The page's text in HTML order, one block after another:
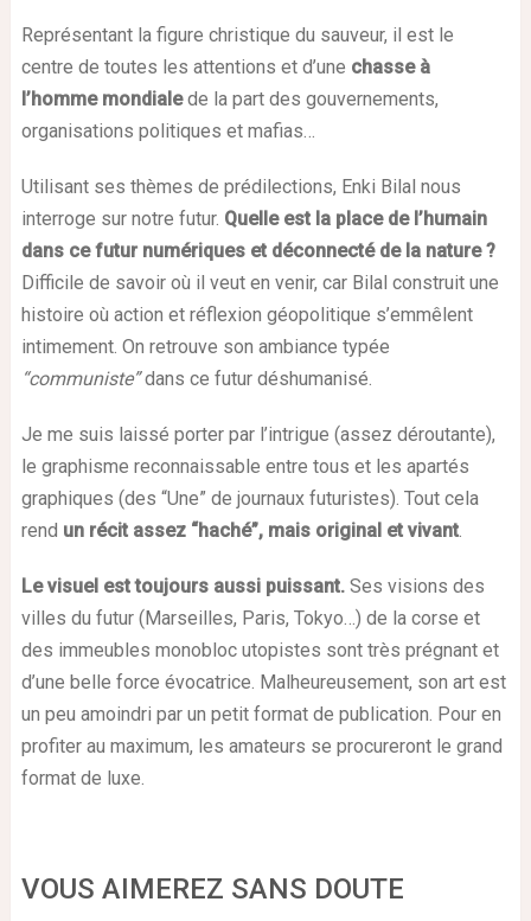
Représentant la figure christique du sauveur, il est le
centre de toutes les attentions et d’une chasse à
l’homme mondialede la part des gouvernements,
organisations politiques et mafias…
Utilisant ses thèmes de prédilections, Enki Bilal nous
interroge sur notre futur. Quelle est la place de l’humain
dans ce futur numériques et déconnecté de la nature ?
Difficile de savoir où il veut en venir, car Bilal construit une
histoire où action et réflexion géopolitique s’emmêlent
intimement. On retrouve son ambiance typée
“communiste”dans ce futur déshumanisé.
Je me suis laissé porter par l’intrigue (assez déroutante),
le graphisme reconnaissable entre tous et les apartés
graphiques (des “Une” de journaux futuristes). Tout cela
rend un récit assez “haché”, mais original et vivant.
Le visuel est toujours aussi puissant.Ses visions des
villes du futur (Marseilles, Paris, Tokyo…) de la corse et
des immeubles monobloc utopistes sont très prégnant et
d’une belle force évocatrice. Malheureusement, son art est
un peu amoindri par un petit format de publication. Pour en
profiter au maximum, les amateurs se procureront le grand
format de luxe.
VOUS AIMEREZ SANS DOUTE